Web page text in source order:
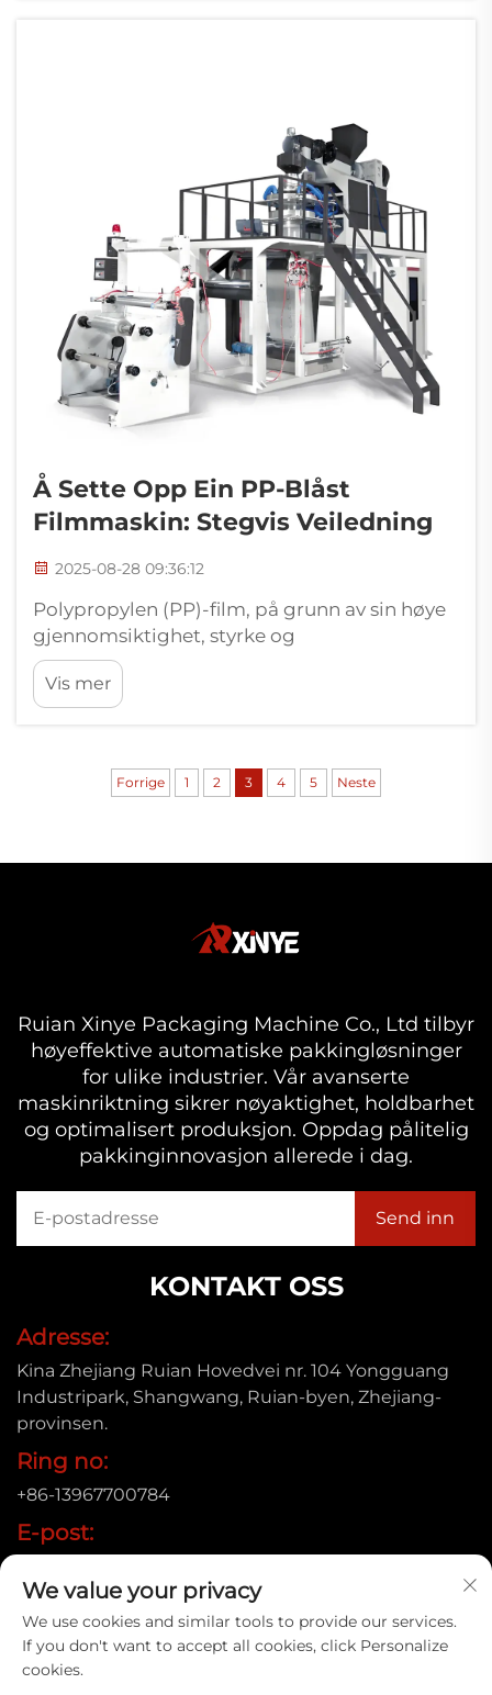
Å Sette Opp Ein PP-Blåst
Filmmaskin: Stegvis Veiledning
2025-08-28 09:36:12
Polypropylen (PP)-film, på grunn av sin høye
gjennomsiktighet, styrke og
varmebestandighet, brukes mye i
matvareemballasje, dagligvarer, legemidler,
tekstiler og andre felt. Under
PP-filmens blåsingsprosess avgjørende for å
sikre jevn tykkelse og optimal kvalitet på
Vis mer
Forrige 1 2 3 4 5 Neste
Ruian Xinye Packaging Machine Co., Ltd tilbyr
høyeffektive automatiske pakkingløsninger
for ulike industrier. Vår avanserte
maskinriktning sikrer nøyaktighet, holdbarhet
og optimalisert produksjon. Oppdag pålitelig
pakkinginnovasjon allerede i dag.
KONTAKT OSS
Adresse:
Kina Zhejiang Ruian Hovedvei nr. 104 Yongguang
Industripark, Shangwang, Ruian-byen, Zhejiang-
provinsen.
Ring no:
+86-13967700784
E-post:
Opphavsrett © 2025 Ruian Xinye Packaging Machine Co.,
We value your privacy
We use cookies and similar tools to provide our services.
If you don't want to accept all cookies, click Personalize
cookies.